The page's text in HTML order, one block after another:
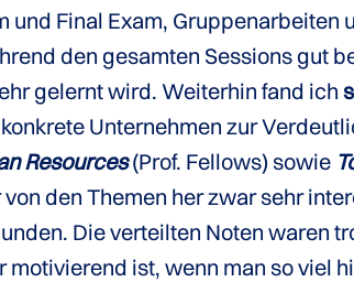
Final Exam,
den gesamten Sessions gut
gelernt wird. Weiterhin fand ich
Unternehmen zur
Resources(Prof. Fellows) sowie
den Themen her zwar sehr
Die verteilten Noten waren
ist, wenn man so viel